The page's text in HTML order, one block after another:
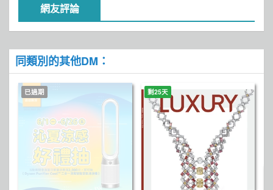
網友評論
同類別的其他DM：
已過期 剩25天